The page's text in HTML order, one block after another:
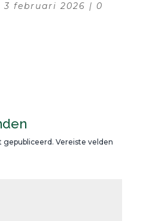
3 februari 2026 | 0
gepubliceerd. Vereiste velden